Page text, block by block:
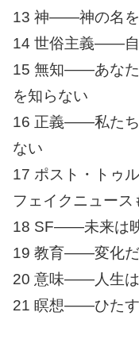
13 神――神の名を
14 世俗主義――自
15 無知――あなた
を知らない
16 正義――私たち
ない
17 ポスト・トゥ
フェイクニュース
18 SF――未来は
19 教育――変化だ
20 意味――人生は
21 瞑想――ひたす